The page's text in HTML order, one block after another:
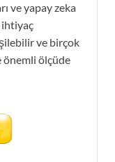
ve yapay zeka
ihtiyaç
ve birçok
önemli ölçüde